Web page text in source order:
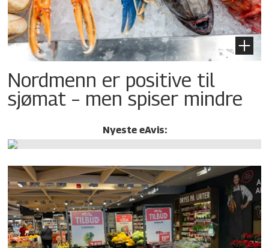
Nordmenn er positive til
sjømat – men spiser mindre
Nyeste eAvis: